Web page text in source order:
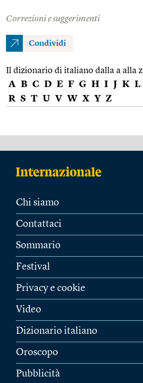
Correzioni e suggerimenti
Condividi
Il dizionario di italiano dalla a alla z
A B C D E F G H I J K L
R S T U V W X Y Z
Chi siamo
Contattaci
Sommario
Festival
Privacy e cookie
Video
Dizionario italiano
Oroscopo
Pubblicità